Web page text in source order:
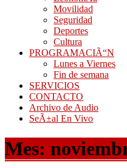
Movilidad
Seguridad
Deportes
Cultura
PROGRAMACIÃ“N
Lunes a Viernes
Fin de semana
SERVICIOS
CONTACTO
Archivo de Audio
SeÃ±al En Vivo
Mes: